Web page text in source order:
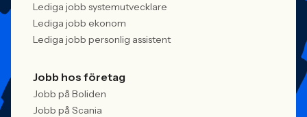
Lediga jobb systemutvecklare
Lediga jobb ekonom
Lediga jobb personlig assistent
Jobb hos företag
Jobb på Boliden
Jobb på Scania